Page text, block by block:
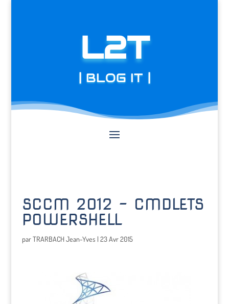
L2T
| BLOG IT |
SCCM 2012 – CMDLETS
POWERSHELL
parTRARBACH Jean-Yves | 23 Avr 2015